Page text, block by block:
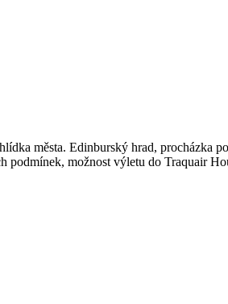
města. Edinburský hrad, procházka
podmínek, možnost výletu do Traquair